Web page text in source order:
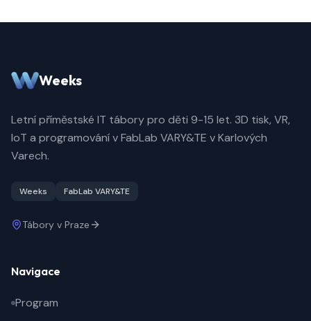
Weeks
Letní příměstské IT tábory pro děti 9-15 let. 3D tisk, VR,
IoT a programování v FabLab VARY&TE v Karlových
Varech.
Weeks FabLab VARY&TE
Tábory v Praze
Navigace
Program